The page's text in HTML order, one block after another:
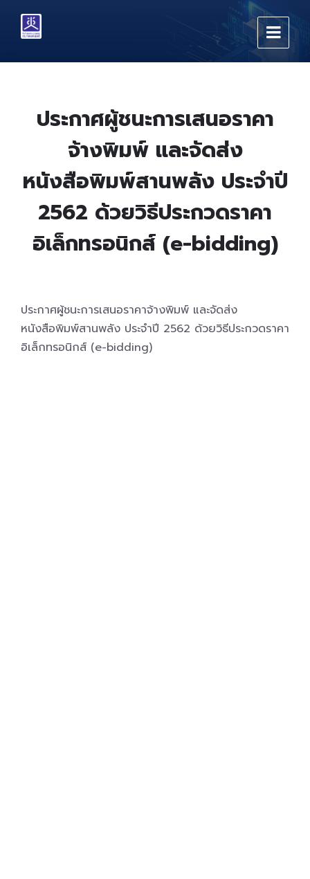
content
main
footer
ประกาศผู้ชนะการเสนอราคา
จ้างพิมพ์ และจัดส่ง
หนังสือพิมพ์สานพลัง ประจำปี
2562 ด้วยวิธีประกวดราคา
อิเล็กทรอนิกส์ (e-bidding)
ประกาศผู้ชนะการเสนอราคาจ้างพิมพ์ และจัดส่ง
หนังสือพิมพ์สานพลัง ประจำปี 2562 ด้วยวิธีประกวดราคา
อิเล็กทรอนิกส์ (e-bidding)